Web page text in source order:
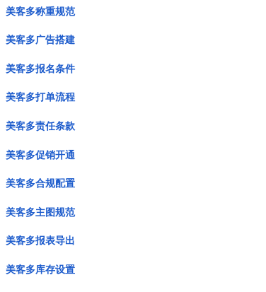
美客多称重规范
美客多广告搭建
美客多报名条件
美客多打单流程
美客多责任条款
美客多促销开通
美客多合规配置
美客多主图规范
美客多报表导出
美客多库存设置